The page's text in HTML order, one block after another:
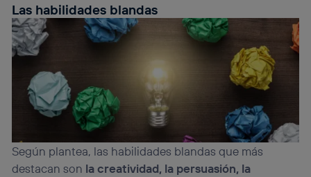
Las habilidades blandas
Según plantea, las habilidades blandas que más
destacan son la creatividad, la persuasión, la
“Administrar Utiq” en la parte inferior de esta página web o
visitando el
portal de privacidad de Utiq
(“consenthub”). Para más información, consulta
la política de privacidad de Utiq